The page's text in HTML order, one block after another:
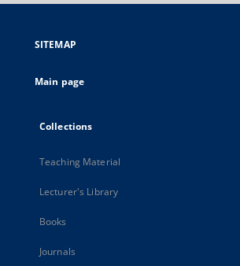
SITEMAP
Main page
Collections
Teaching Material
Lecturer's Library
Books
Journals